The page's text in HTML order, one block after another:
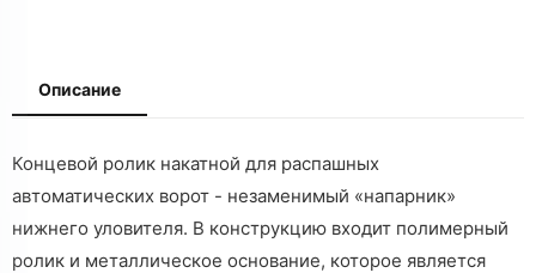
Описание
Концевой ролик накатной для распашных
автоматических ворот - незаменимый «напарник»
нижнего уловителя. В конструкцию входит полимерный
ролик и металлическое основание, которое является